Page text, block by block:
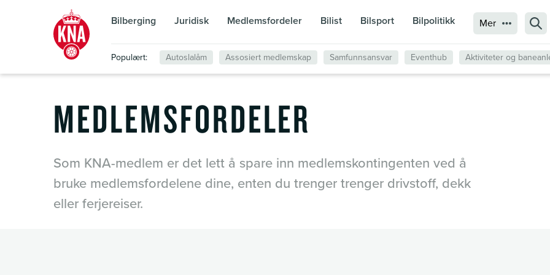
Bilberging Juridisk Medlemsfordeler Bilist Bilsport Bilpolitikk Mer Søk
Populært: Autoslalåm Assosiert medlemskap Samfunnsansvar Eventhub Aktiviteter og
MEDLEMSFORDELER
Som KNA-medlem er det lett å spare inn medlemskontingenten ved å
bruke medlemsfordelene dine, enten du trenger trenger drivstoff, dekk
eller ferjereiser.